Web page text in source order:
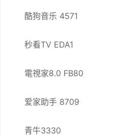
酷狗音乐 4571
秒看TV EDA1
電視家8.0 FB80
爱家助手 8709
青牛3330